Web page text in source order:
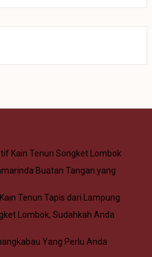
Kain Tenun Songket Lombok
Buatan Tangan yang
Tenun Tapis dari Lampung
Lombok, Sudahkah Anda
Yang Perlu Anda